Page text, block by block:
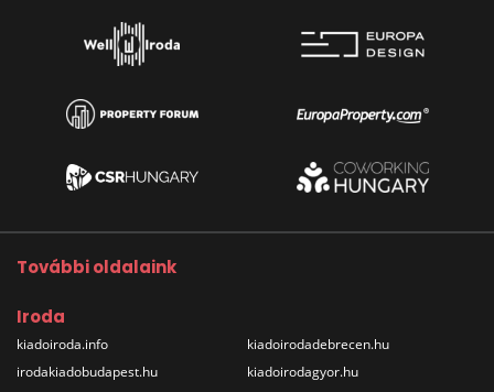
További oldalaink
Iroda
kiadoiroda.info
irodakiadobudapest.hu
kiadoirodadebrecen.hu
kiadoirodagyor.hu